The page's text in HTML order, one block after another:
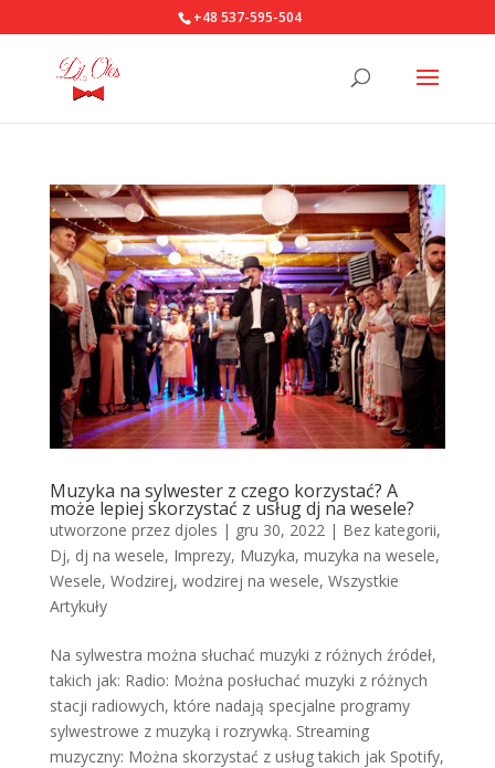
+48 537-595-504
Muzyka na sylwester z czego korzystać? A
może lepiej skorzystać z usług dj na wesele?
utworzone przez djoles | gru 30, 2022| Bez kategorii,
Dj, dj na wesele, Imprezy, Muzyka, muzyka na wesele,
Wesele, Wodzirej, wodzirej na wesele, Wszystkie
Artykuły
Na sylwestra można słuchać muzyki z różnych źródeł,
takich jak: Radio: Można posłuchać muzyki z różnych
stacji radiowych, które nadają specjalne programy
sylwestrowe z muzyką i rozrywką. Streaming
muzyczny: Można skorzystać z usług takich jak Spotify,